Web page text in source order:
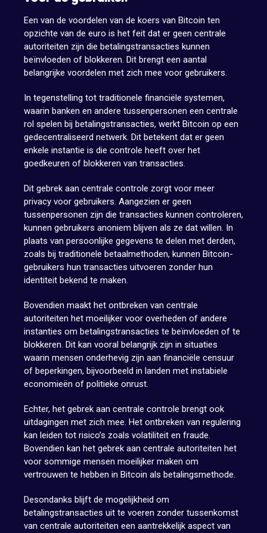
Een van de voordelen van de koers van Bitcoin ten
opzichte van de euro is het feit dat er geen centrale
autoriteiten zijn die betalingstransacties kunnen
beïnvloeden of blokkeren. Dit brengt een aantal
belangrijke voordelen met zich mee voor gebruikers.
In tegenstelling tot traditionele financiële systemen,
waarin banken en andere tussenpersonen een centrale
rol spelen bij betalingstransacties, werkt Bitcoin op een
gedecentraliseerd netwerk. Dit betekent dat er geen
enkele instantie is die controle heeft over het
goedkeuren of blokkeren van transacties.
Dit gebrek aan centrale controle zorgt voor meer
privacy voor gebruikers. Aangezien er geen
tussenpersonen zijn die transacties kunnen controleren,
kunnen gebruikers anoniem blijven als ze dat willen. In
plaats van persoonlijke gegevens te delen met derden,
zoals bij traditionele betaalmethoden, kunnen Bitcoin-
gebruikers hun transacties uitvoeren zonder hun
identiteit bekend te maken.
Bovendien maakt het ontbreken van centrale
autoriteiten het moeilijker voor overheden of andere
instanties om betalingstransacties te beïnvloeden of te
blokkeren. Dit kan vooral belangrijk zijn in situaties
waarin mensen onderhevig zijn aan financiële censuur
of beperkingen, bijvoorbeeld in landen met instabiele
economieën of politieke onrust.
Echter, het gebrek aan centrale controle brengt ook
uitdagingen met zich mee. Het ontbreken van regulering
kan leiden tot risico’s zoals volatiliteit en fraude.
Bovendien kan het gebrek aan centrale autoriteiten het
voor sommige mensen moeilijker maken om
vertrouwen te hebben in Bitcoin als betalingsmethode.
Desondanks blijft de mogelijkheid om
betalingstransacties uit te voeren zonder tussenkomst
van centrale autoriteiten een aantrekkelijk aspect van